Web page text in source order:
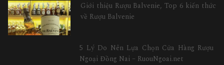
Giới thiệu Rượu Balvenie, Top 6 kiến thức
về Rượu Balvenie
5 Lý Do Nên Lựa Chọn Cửa Hàng Rượu
Ngoại Đồng Nai – RuouNgoai.net